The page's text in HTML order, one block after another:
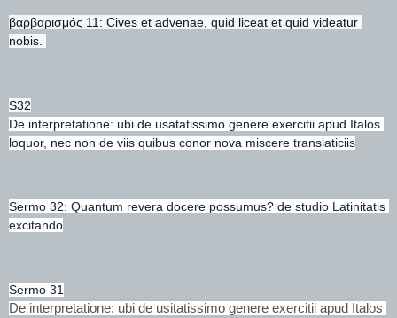
βαρβαρισμός 11: Cives et advenae, quid liceat et quid videatur
nobis.
S32
De interpretatione: ubi de usatatissimo genere exercitii apud Italos
loquor, nec non de viis quibus conor nova miscere translaticiis
Sermo 32: Quantum revera docere possumus? de studio Latinitatis
excitando
Sermo 31
De interpretatione: ubi de usitatissimo genere exercitii apud Italos